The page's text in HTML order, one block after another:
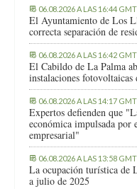
06.08.2026 A LAS 16:44 GMT
El Ayuntamiento de Los
correcta separación de
06.08.2026 A LAS 16:42 GMT
El Cabildo de La Palma
instalaciones
06.08.2026 A LAS 14:17 GMT
Expertos defienden que
económica impulsada
empresarial"
06.08.2026 A LAS 13:58 GMT
La ocupación turística de
a julio de 2025